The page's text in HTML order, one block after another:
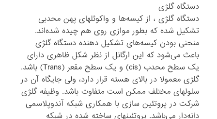
دستگاه گلژی
دستگاه گلژی ، از کیسه‌ها و واکوئلهای پهن محدبی
تشکیل شده که بطور موازی روی هم چیده شده‌اند.
منحنی بودن کیسه‌های تشکیل دهنده دستگاه گلژی
باعث می‌شود که این ارگانل از نظر شکل ظاهری دارای
یک سطح محدب (cis) و یک سطح مقعر (Trans) باشد.
گلژی معمولا در بالای هسته قرار دارد، ولی جایگاه آن در
سلولهای مختلف ممکن است متفاوت باشد. وظیفه گلژی
شرکت در پروتئین سازی با همکاری شبکه آندوپلاسمی
دانه‌دار می‌باشد. پروتئینهای ساخته شده در شبکه